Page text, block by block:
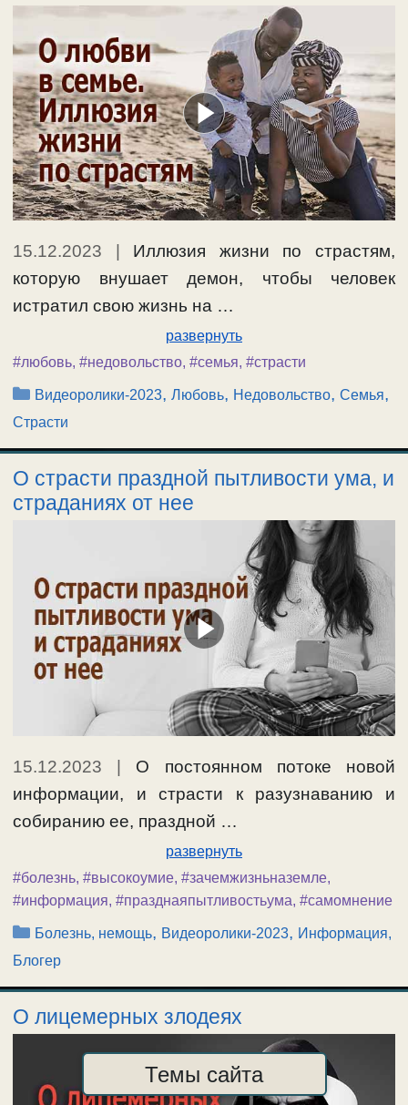
15.12.2023 | Иллюзия жизни по страстям,
которую внушает демон, чтобы человек
истратил свою жизнь на …
развернуть
#любовь, #недовольство, #семья, #страсти
Рубрики
Видеоролики-2023,Любовь, Недовольство,Семья,
Страсти
О страсти праздной пытливости ума, и
страданиях от нее
15.12.2023 | О постоянном потоке новой
информации, и страсти к разузнаванию и
собиранию ее, праздной …
развернуть
#болезнь, #высокоумие, #зачемжизньназемле,
#информация, #празднаяпытливостьума, #самомнение
Рубрики
Болезнь, немощь, Видеоролики-2023, Информация,
Блогер
О лицемерных злодеях
Темы сайта